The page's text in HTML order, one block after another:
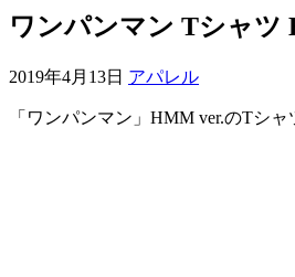
ワンパンマン Tシャツ
2019年4月13日 アパレル
「ワンパンマン」HMM ver.のTシャ